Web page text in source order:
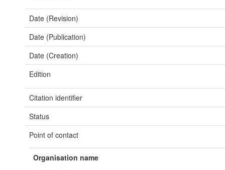
Date (Revision)
Date (Publication)
Date (Creation)
Edition
Citation identifier
Status
Point of contact
Organisation name